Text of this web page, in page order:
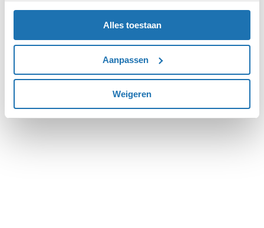
Alles toestaan
Aanpassen
Weigeren